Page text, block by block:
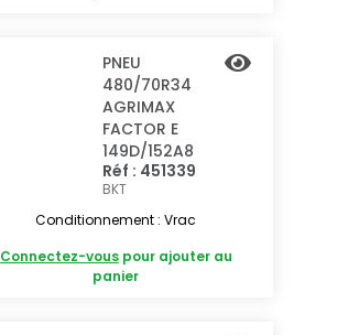
PNEU
480/70R34
AGRIMAX
FACTOR E
149D/152A8
Réf : 451339
BKT
Conditionnement : Vrac
Connectez-vouspour ajouter au
panier